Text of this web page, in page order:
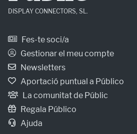
DISPLAY CONNECTORS, SL.
Fes-te soci/a
Gestionar el meu compte
Newsletters
Aportació puntual a Público
La comunitat de Públic
Regala Público
Ajuda